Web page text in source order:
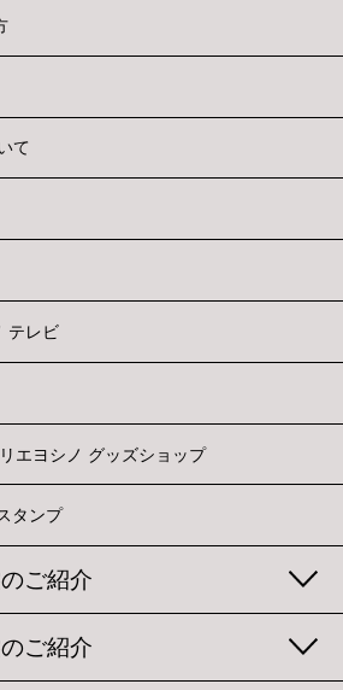
て
テレビ
エヨシノ グッズショップ
タンプ
ご紹介
ご紹介